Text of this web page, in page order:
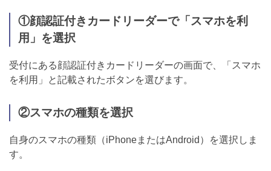
①顔認証付きカードリーダーで「スマホを利
用」を選択
受付にある顔認証付きカードリーダーの画面で、「スマホ
を利用」と記載されたボタンを選びます。
②スマホの種類を選択
自身のスマホの種類（iPhoneまたはAndroid）を選択しま
す。